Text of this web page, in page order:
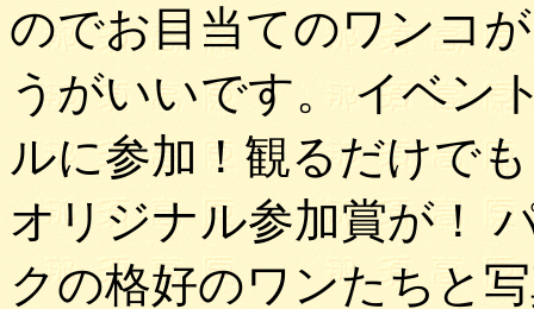
のでお目当てのワンコ
うがいいです。 イベン
ルに参加！観るだけで
オリジナル参加賞が！
クの格好のワンたちと